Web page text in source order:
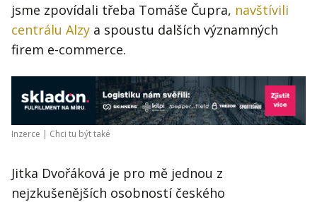
jsme zpovídali třeba Tomáše Čupra, navštívili
centrálu Alzy a spoustu dalších významných
firem e-commerce.
Inzerce | Chci tu být také
Jitka Dvořáková je pro mě jednou z
nejzkušenějších osobností českého